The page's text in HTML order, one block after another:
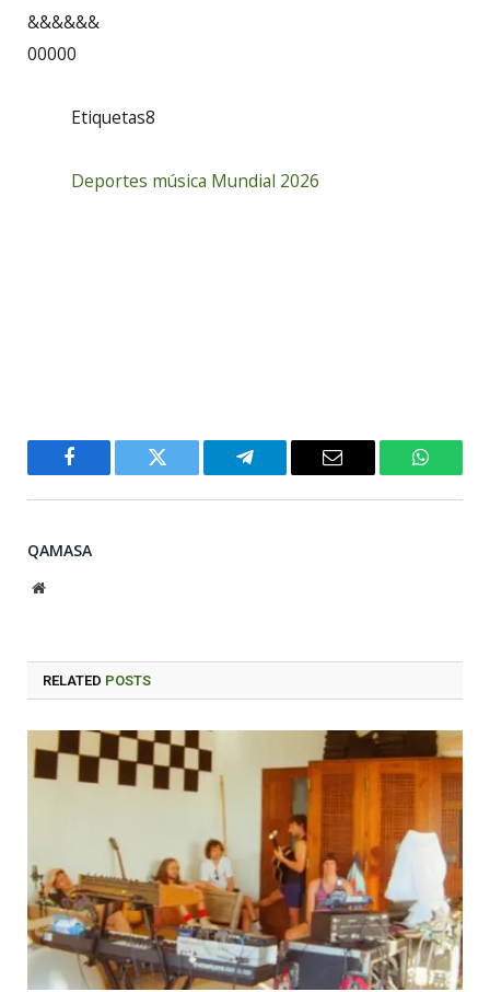
&&&&&&
00000
Etiquetas8
Deportes música Mundial 2026
Facebook Twitter Telegram Email
QAMASA
Website
RELATED POSTS